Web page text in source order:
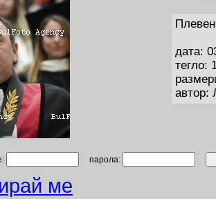
дата:
тегло:
автор:
парола:
ме